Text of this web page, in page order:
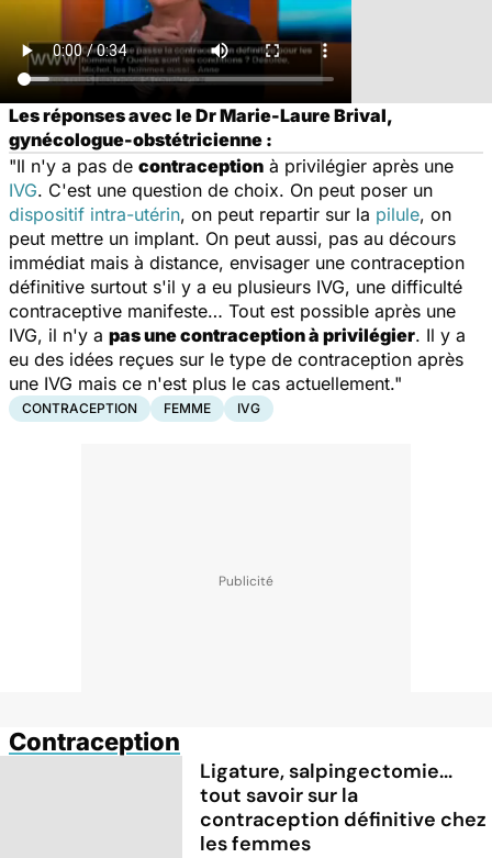
Les réponses avec le Dr Marie-Laure Brival,
gynécologue-obstétricienne :
"Il n'y a pas de contraception à privilégier après une
IVG. C'est une question de choix. On peut poser un
dispositif intra-utérin, on peut repartir sur la pilule, on
peut mettre un implant. On peut aussi, pas au décours
immédiat mais à distance, envisager une contraception
définitive surtout s'il y a eu plusieurs IVG, une difficulté
contraceptive manifeste… Tout est possible après une
IVG, il n'y a pas une contraception à privilégier. Il y a
eu des idées reçues sur le type de contraception après
une IVG mais ce n'est plus le cas actuellement."
CONTRACEPTION FEMME IVG
Contraception
Ligature, salpingectomie...
tout savoir sur la
contraception définitive chez
les femmes